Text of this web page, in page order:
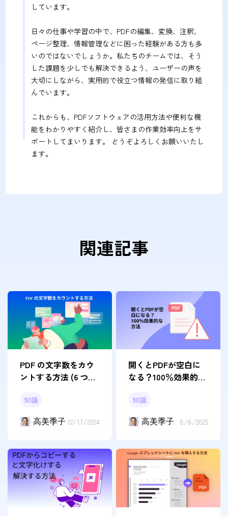
しています。
日々の仕事や学習の中で、PDFの編集、変換、注釈、
ページ整理、情報管理などに困った経験がある方も多
いのではないでしょうか。私たちのチームでは、そう
した課題を少しでも解決できるよう、ユーザーの声を
大切にしながら、実用的で役立つ情報の発信に取り組
んでいます。
これからも、PDFソフトウェアの活用方法や便利な機
能をわかりやすく紹介し、皆さまの作業効率向上をサ
ポートしてまいります。 どうぞよろしくお願いいたし
ます。
関連記事
PDF の文字数をカウ
ントする方法 (6 つの
知識
高美季子 12/17/2024
開くとPDFが空白に
なる？100％効果的な
知識
高美季子 8/6/2025